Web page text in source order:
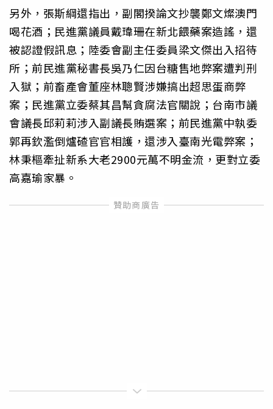
另外，張斯綱還指出，副閣揆論文抄襲鄭文燦澳門
喝花酒；民進黨議員戴瑋珊在新北餵藥案造謠，還
被認證假訊息；陸委會副主任委員梁文傑出入招待
所；前民進黨秘書長吳乃仁因台糖售地弊案遭判刑
入獄；前畜產會董座林聰賢涉嫌搞出超思蛋商弊
案；民進黨立委蔡其昌幫貪腐法官關說；台南市議
會議長邱莉莉涉入副議長賄選案；前民進黨中執委
郭再欽濫倒爐碴官官相護，還涉入臺南光電弊案；
林秉樞牽扯新系大老2900元萬不明金流，更對立委
高嘉瑜家暴。